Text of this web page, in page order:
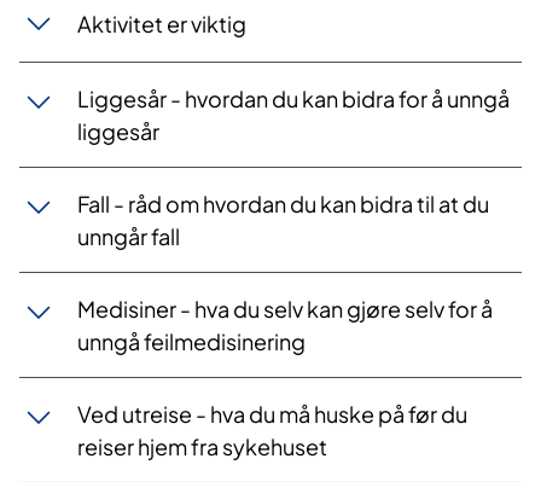
Aktivitet er viktig
Liggesår - hvordan du kan bidra for å unngå
liggesår
Fall - råd om hvordan du kan bidra til at du
unngår fall
Medisiner - hva du selv kan gjøre selv for å
unngå feilmedisinering
Ved utreise - hva du må huske på før du
reiser hjem fra sykehuset